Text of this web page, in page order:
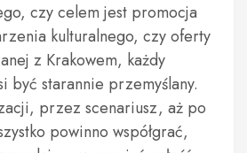
czy celem jest promocja
kulturalnego, czy oferty
z Krakowem, każdy
być starannie przemyślany.
przez scenariusz, aż po
powinno współgrać,